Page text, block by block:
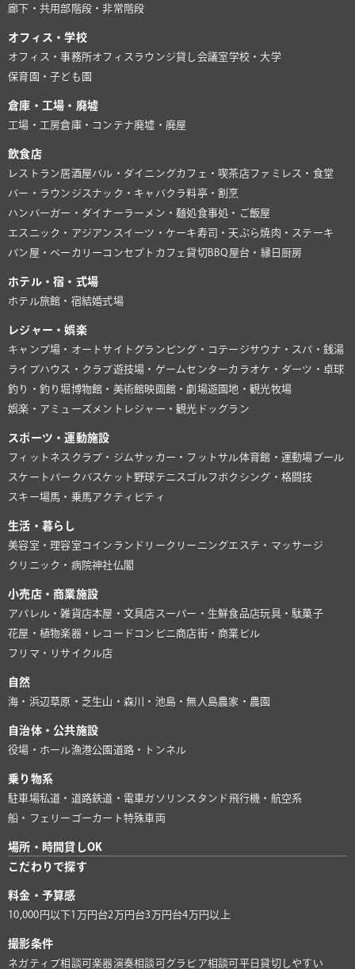
廊下・共用部 階段・非常階段
オフィス・学校
オフィス・事務所オフィスラウンジ貸し会議室学校・大学
保育園・子ども園
倉庫・工場・廃墟
工場・工房倉庫・コンテナ廃墟・廃屋
飲食店
レストラン居酒屋バル・ダイニングカフェ・喫茶店ファミレス・食堂
バー・ラウンジ スナック・キャバクラ料亭・割烹
ハンバーガー・ダイナーラーメン・麺処食事処・ご飯屋
エスニック・アジアン スイーツ・ケーキ寿司・天ぷら焼肉・ステーキ
パン屋・ベーカリー コンセプトカフェ貸切BBQ 屋台・縁日 厨房
ホテル・宿・式場
ホテル旅館・宿結婚式場
レジャー・娯楽
キャンプ場・オートサイト グランピング・コテージサウナ・スパ・銭湯
ライブハウス・クラブ遊技場・ゲームセンターカラオケ・ダーツ・卓球
釣り・釣り堀博物館・美術館映画館・劇場遊園地・観光牧場
娯楽・アミューズメント レジャー・観光 ドッグラン
スポーツ・運動施設
フィットネスクラブ・ジム サッカー・フットサル体育館・運動場プール
スケートパーク バスケット 野球テニス ゴルフ ボクシング・格闘技
スキー場馬・乗馬アクティビティ
生活・暮らし
美容室・理容室 コインランドリー クリーニングエステ・マッサージ
クリニック・病院神社仏閣
小売店・商業施設
アパレル・雑貨店本屋・文具店 スーパー・生鮮食品店玩具・駄菓子
花屋・植物楽器・レコード コンビニ商店街・商業ビル
フリマ・リサイクル店
自然
海・浜辺 草原・芝生山・森川・池島・無人島農家・農園
自治体・公共施設
役場・ホール漁港公園 道路・トンネル
乗り物系
駐車場私道・道路鉄道・電車 ガソリンスタンド 飛行機・航空系
船・フェリー ゴーカート特殊車両
場所・時間貸しOK
こだわりで探す
料金・予算感
10,000円以下1万円台2万円台3万円台4万円以上
撮影条件
ネガティブ相談可楽器演奏相談可 グラビア相談可 平日貸切しやすい